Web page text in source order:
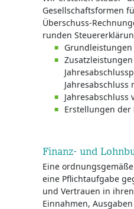
Gesellschaftsformen
Überschuss-
runden
Grundleistungen
Zusatzleistungen
Erstellungen der
Finanz- und
Eine
eine Pflichtaufgabe
und Vertrauen in
Einnahmen,